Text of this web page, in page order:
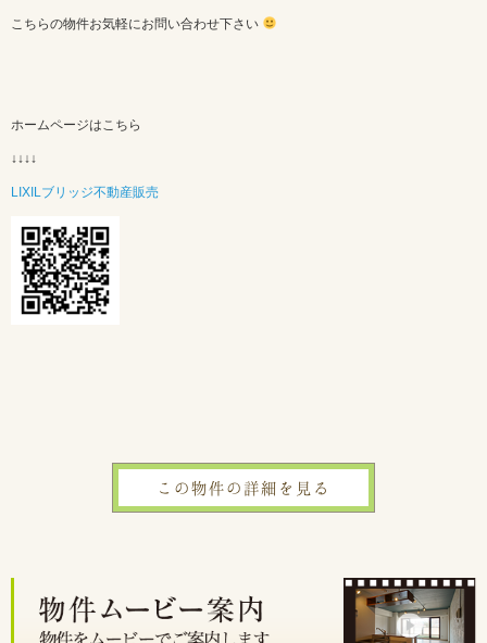
こちらの物件お気軽にお問い合わせ下さい
ホームページはこちら
↓↓↓↓
LIXILブリッジ不動産販売
この物件の詳細を見る